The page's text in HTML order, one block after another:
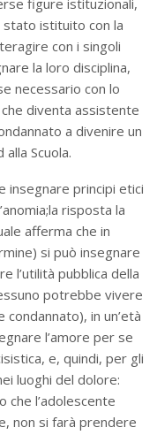
figure istituzionali,
stato istituito con la
con i singoli
la loro disciplina,
necessario con lo
diventa assistente
a divenire un
Scuola.
insegnare principi etici
risposta la
afferma che in
si può insegnare
l’utilità pubblica della
potrebbe vivere
in un’età
l’amore per se
e, quindi, per gli
luoghi del dolore:
l’adolescente
non si farà prendere